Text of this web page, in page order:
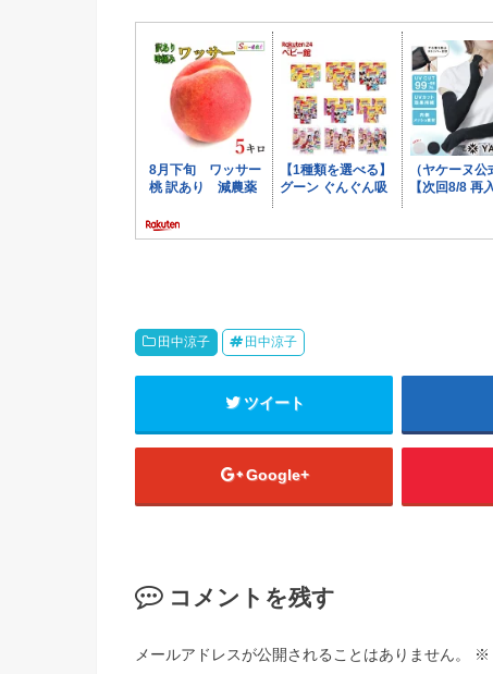
田中涼子 田中涼子
ツイート
Google+
コメントを残す
メールアドレスが公開されることはありません。 ※